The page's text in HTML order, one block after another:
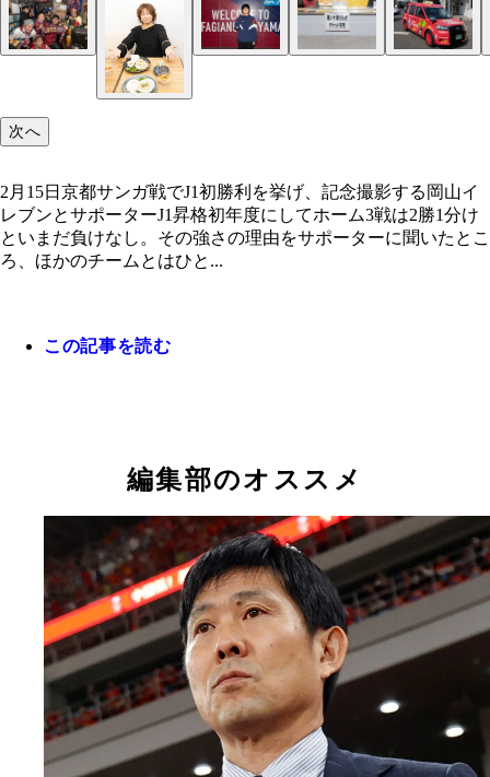
ビアバークラフトレインボーで勝利の祝杯を挙げ
ジサポたち
店「ドチェチェ」も営む
息子の渡邉 鮎さんも長年のファジサポだ
ホーム戦のチケットは連日完売。プラチナチケッ
っている
岡山両備タクシーのファジアーノタクシーが街中
など盛り上がりを見せる
2月15日京都サンガ戦でJ1初勝利を挙げ、記念撮影
山イレブンとサポーター
次へ
2月15日京都サンガ戦でJ1初勝利を挙げ、記念撮影する岡山イ
レブンとサポーターJ1昇格初年度にしてホーム3戦は2勝1分け
といまだ負けなし。その強さの理由をサポーターに聞いたとこ
ろ、ほかのチームとはひと...
この記事を読む
編集部のオススメ